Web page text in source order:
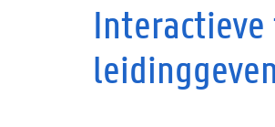
Interactieve